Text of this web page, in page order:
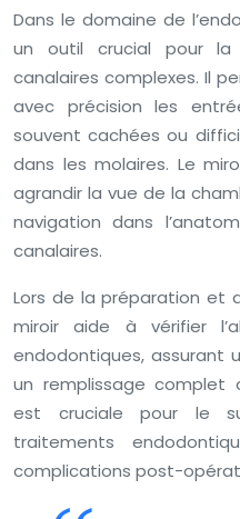
Dans le domaine de
un outil crucial pour la
canalaires complexes. Il
avec précision les
souvent cachées ou
dans les molaires. Le
agrandir la vue de la
navigation dans
canalaires.
Lors de la préparation et
miroir aide à vérifier
endodontiques, assurant
un remplissage complet
est cruciale pour le
traitements
complications post-